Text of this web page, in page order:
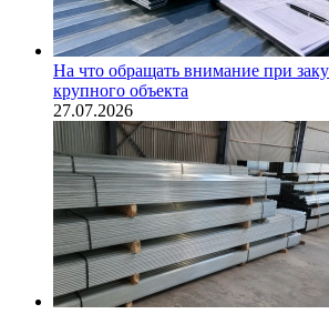
На что обращать внимание при
крупного объекта
27.07.2026